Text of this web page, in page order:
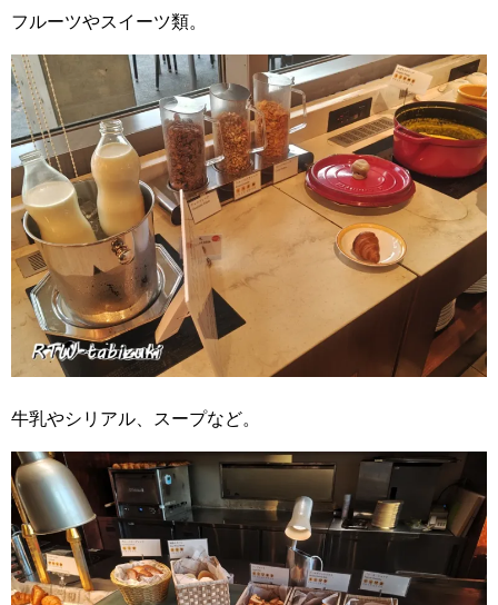
フルーツやスイーツ類。
牛乳やシリアル、スープなど。